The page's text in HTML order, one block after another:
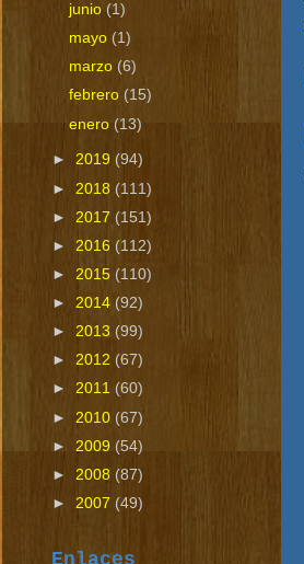
junio(1)
mayo (1)
marzo(6)
febrero (15)
enero (13)
► 2019 (94)
► 2018 (111)
► 2017 (151)
► 2016 (112)
► 2015 (110)
► 2014 (92)
► 2013 (99)
► 2012 (67)
► 2011 (60)
► 2010 (67)
► 2009 (54)
► 2008 (87)
► 2007 (49)